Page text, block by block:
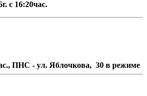
с 16:20час.
ПНС - ул. Яблочкова, 30 в режиме